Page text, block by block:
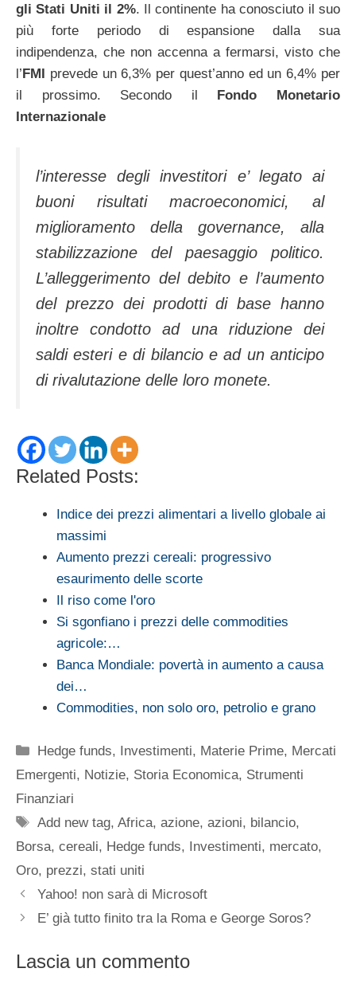
gli Stati Uniti il 2%. Il continente ha conosciuto il suo
più forte periodo di espansione dalla sua
indipendenza, che non accenna a fermarsi, visto che
l’FMI prevede un 6,3% per quest’anno ed un 6,4% per
il prossimo. Secondo il Fondo Monetario
Internazionale
l’interesse degli investitori e’ legato ai
buoni risultati macroeconomici, al
miglioramento della governance, alla
stabilizzazione del paesaggio politico.
L’alleggerimento del debito e l’aumento
del prezzo dei prodotti di base hanno
inoltre condotto ad una riduzione dei
saldi esteri e di bilancio e ad un anticipo
di rivalutazione delle loro monete.
Related Posts:
Indice dei prezzi alimentari a livello globale ai
massimi
Aumento prezzi cereali: progressivo
esaurimento delle scorte
Il riso come l'oro
Si sgonfiano i prezzi delle commodities
agricole:…
Banca Mondiale: povertà in aumento a causa
dei…
Commodities, non solo oro, petrolio e grano
Categorie
Hedge funds, Investimenti, Materie Prime, Mercati
Emergenti, Notizie, Storia Economica, Strumenti
Finanziari
Tag
Add new tag,Africa,azione,azioni, bilancio,
Borsa, cereali, Hedge funds, Investimenti, mercato,
Oro, prezzi, stati uniti
Yahoo! non sarà di Microsoft
E’ già tutto finito tra la Roma e George Soros?
Lascia un commento